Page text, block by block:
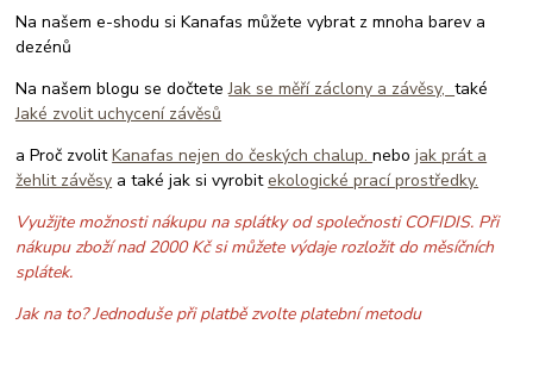
Na našem e-shodu si Kanafas můžete vybrat z mnoha barev a
dezénů
Na našem blogu se dočteteJak se měří záclony a závěsy,také
Jaké zvolit uchycení závěsů
a Proč zvolitKanafas nejen do českých chalup.nebojak prát a
žehlit závěsy a také jak si vyrobitekologické prací prostředky.
Využijte možnosti nákupu na splátky od společnosti COFIDIS. Při
nákupu zboží nad 2000 Kč si můžete výdaje rozložit do měsíčních
splátek.
Jak na to? Jednoduše při platbě zvolte platební metodu